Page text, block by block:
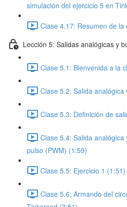
simulación del ejercicio 5 en
Clase 4.17: Resumen de
Lección 5: Salidas analógicas y
Clase 5.1: Bienvenida a la
Clase 5.2: Salida
Clase 5.3: Definición de
Clase 5.4: Salida
pulso (PWM) (1:59)
Clase 5.5: Ejercicio 1 (1:51)
Clase 5.6: Armando del